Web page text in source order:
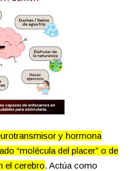
y hormona
“molécula del placer” o de
el cerebro. Actúa como